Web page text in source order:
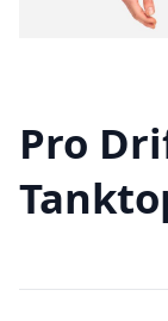
Pro